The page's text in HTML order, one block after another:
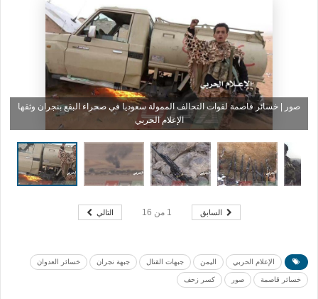
صور | خسائر قاصمة لقوات التحالف الممولة سعوديا في صحراء البقع بنجران وثقها
الإعلام الحربي
السابق 1 من 16 التالي
الإعلام الحربي اليمن جبهات القتال جبهة نجران خسائر العدوان
خسائر قاصمة صور كسر زحف